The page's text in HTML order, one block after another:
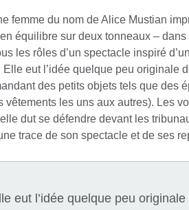
femme du nom de Alice Mustian
équilibre sur deux tonneaux –
les rôles d’un spectacle inspiré
eut l’idée quelque peu originale
des petits objets tels que des
vêtements les uns aux autres). Les
dut se défendre devant les
trace de son spectacle et de ses
eut l’idée quelque peu